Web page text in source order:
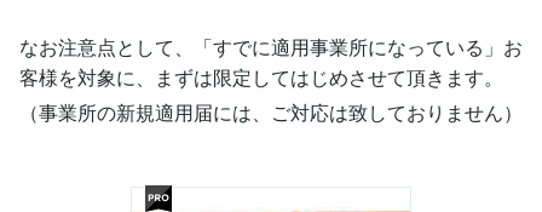
なお注意点として、「すでに適用事業所になっている」お
客様を対象に、まずは限定してはじめさせて頂きます。
（事業所の新規適用届には、ご対応は致しておりません）